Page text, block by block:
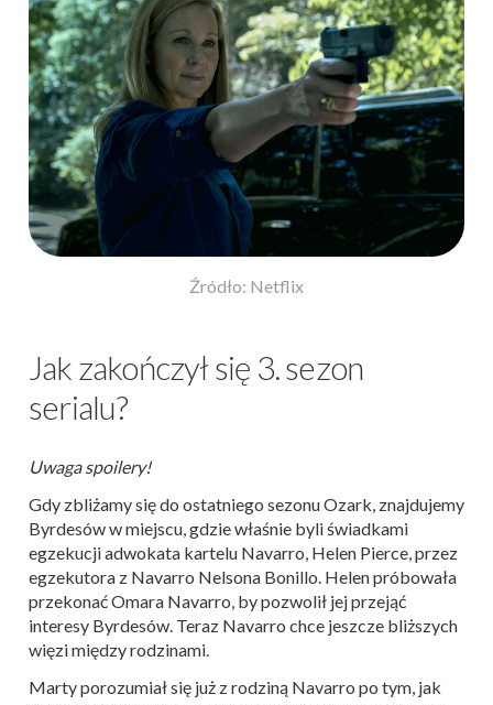
Źródło: Netflix
Jak zakończył się 3. sezon
serialu?
Uwaga spoilery!
Gdy zbliżamy się do ostatniego sezonu Ozark, znajdujemy
Byrdesów w miejscu, gdzie właśnie byli świadkami
egzekucji adwokata kartelu Navarro, Helen Pierce, przez
egzekutora z Navarro Nelsona Bonillo. Helen próbowała
przekonać Omara Navarro, by pozwolił jej przejąć
interesy Byrdesów. Teraz Navarro chce jeszcze bliższych
więzi między rodzinami.
Marty porozumiał się już z rodziną Navarro po tym, jak